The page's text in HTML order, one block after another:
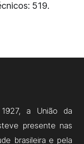
519.
a União da
presente nas
brasileira e pela